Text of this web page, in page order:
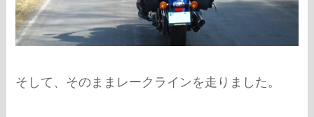
そして、そのままレークラインを走りました。